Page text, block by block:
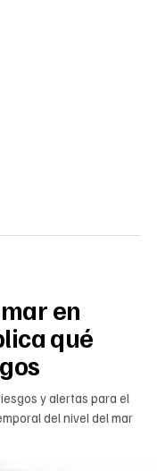
en
qué
y alertas para el
del nivel del mar